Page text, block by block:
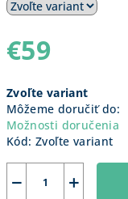
€59
cena:
Zvoľte variant
Môžeme doručiť do:
Možnosti doručenia
Kód: Zvoľte variant
+
−